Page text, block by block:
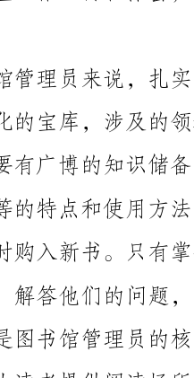
好地为读者提供服务，解答他们的问题，并给予专业的建议。